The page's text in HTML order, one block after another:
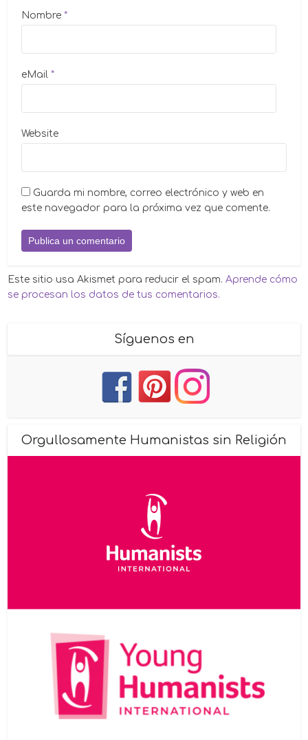
Nombre *
eMail *
Website
Guarda mi nombre, correo electrónico y web en
este navegador para la próxima vez que comente.
Este sitio usa Akismet para reducir el spam.Aprende cómo
se procesan los datos de tus comentarios.
Síguenos en
Orgullosamente Humanistas sin Religión